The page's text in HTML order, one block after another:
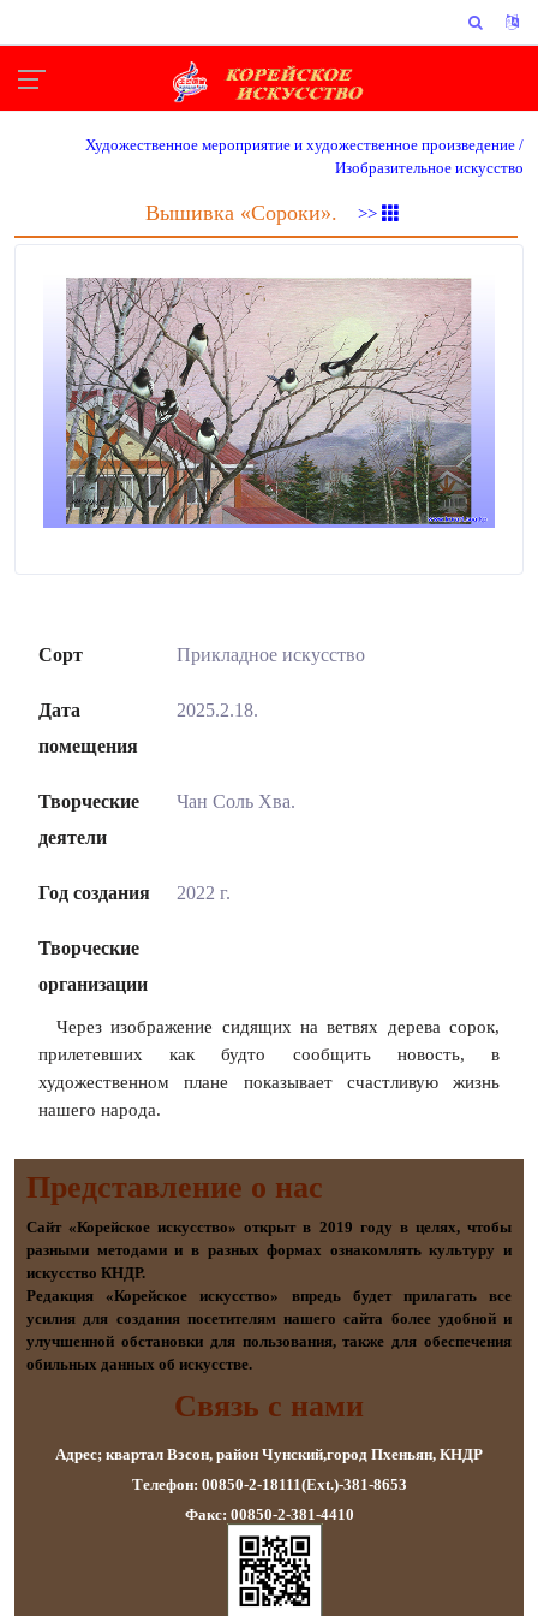
Художественное мероприятие и художественное произведение /
Изобразительное искусство
Вышивка «Сороки». >>
Сорт Прикладное искусство
Дата
помещения
2025.2.18.
Творческие
деятели
Чан Соль Хва.
Год создания 2022 г.
Творческие
организации
Через изображение сидящих на ветвях дерева сорок,
прилетевших как будто сообщить новость, в
художественном плане показывает счастливую жизнь
нашего народа.
Представление о наc
Сайт «Корейское искусство» открыт в 2019 году в целях, чтобы
разными методами и в разных формах ознакомлять культуру и
искусство КНДР.
Редакция «Корейское искусство» впредь будет прилагать все
усилия для создания посетителям нашего сайта более удобной и
улучшенной обстановки для пользования, также для обеспечения
обильных данных об искусстве.
Связь с нами
Адрес; квартал Вэсон, район Чунский,город Пхеньян, КНДР
Телефон: 00850-2-18111(Ext.)-381-8653
Факс: 00850-2-381-4410